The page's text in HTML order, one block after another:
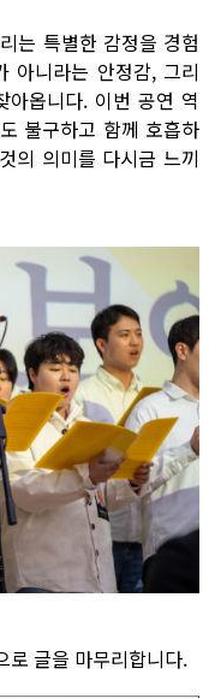
는 특별한 감정을 경험
아니라는 안정감, 그리
옵니다. 이번 공연 역
불구하고 함께 호흡하
의 의미를 다시금 느끼
로 글을 마무리합니다.